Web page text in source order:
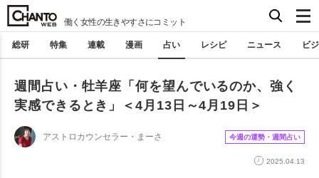
働く女性の生きやすさにコミット
総研 特集 連載 漫画 占い レシピ ニュース ビ
週間占い・牡羊座「何を望んでいるのか、強く
実感できるとき」＜4月13日～4月19日＞
アストロカウンセラー・まーさ 今週の運勢・週間占い
2025.04.13